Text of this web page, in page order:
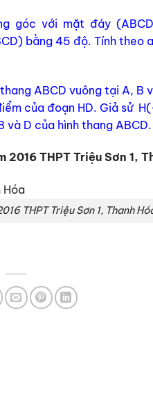
góc với mặt đáy
bằng 45 độ. Tính theo
ABCD vuông tại A, B
của đoạn HD. Giả sử
D của hình thang ABCD.
THPT Triệu Sơn 1,
THPT Triệu Sơn 1, Thanh